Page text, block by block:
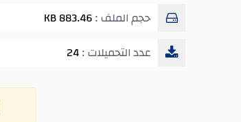
الاسبوع3 ص4 ف2حجم الملف : 883.46 KB
عدد التحميلات :24